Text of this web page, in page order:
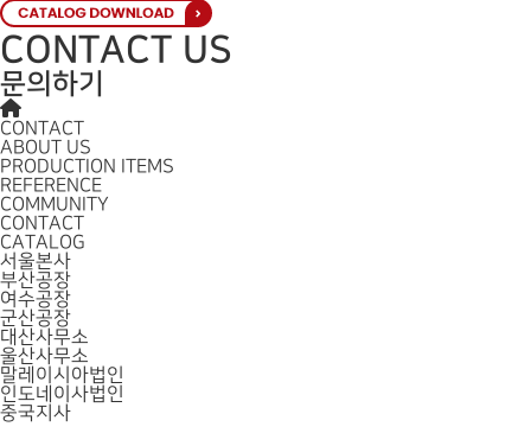
CONTACT US
문의하기
CONTACT
ABOUT US
PRODUCTION ITEMS
REFERENCE
COMMUNITY
CONTACT
CATALOG
서울본사
부산공장
여수공장
군산공장
대산사무소
울산사무소
말레이시아법인
인도네이사법인
중국지사